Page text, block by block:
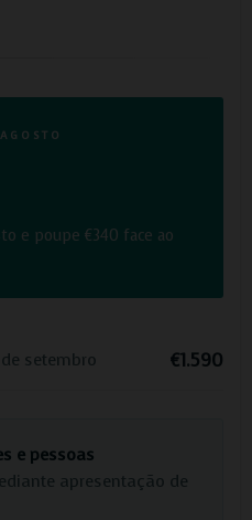
e poupe €340 face ao
setembro €1.590
e pessoas
apresentação de